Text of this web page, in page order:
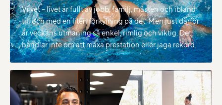
Vi vet – livet är fullt av jobb, familj, måsten och ibland
till och med en liten förkylning på det. Men just därför
är veckans utmaning så enkel, rimlig och viktig. Det
handlar inte om att maxa prestation eller jaga rekord.